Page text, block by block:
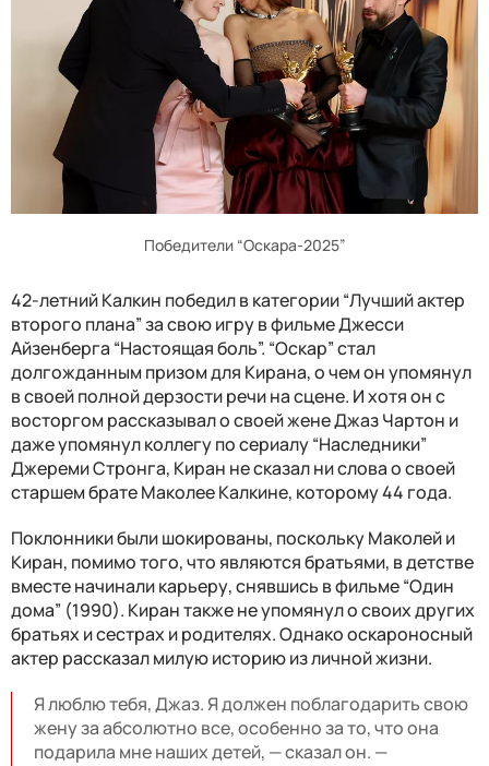
Победители “Оскара-2025”
42-летний Калкин победил в категории “Лучший актер
второго плана” за свою игру в фильме Джесси
Айзенберга “Настоящая боль”. “Оскар” стал
долгожданным призом для Кирана, о чем он упомянул
в своей полной дерзости речи на сцене. И хотя он с
восторгом рассказывал о своей жене Джаз Чартон и
даже упомянул коллегу по сериалу “Наследники”
Джереми Стронга, Киран не сказал ни слова о своей
старшем брате Маколее Калкине, которому 44 года.
Поклонники были шокированы, поскольку Маколей и
Киран, помимо того, что являются братьями, в детстве
вместе начинали карьеру, снявшись в фильме “Один
дома” (1990). Киран также не упомянул о своих других
братьях и сестрах и родителях. Однако оскароносный
актер рассказал милую историю из личной жизни.
Я люблю тебя, Джаз. Я должен поблагодарить свою
жену за абсолютно все, особенно за то, что она
подарила мне наших детей, — сказал он. —